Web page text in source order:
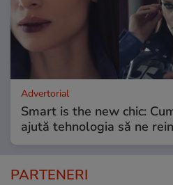
Advertorial
Smart is the new chic:
ajută tehnologia să ne
PARTENERI